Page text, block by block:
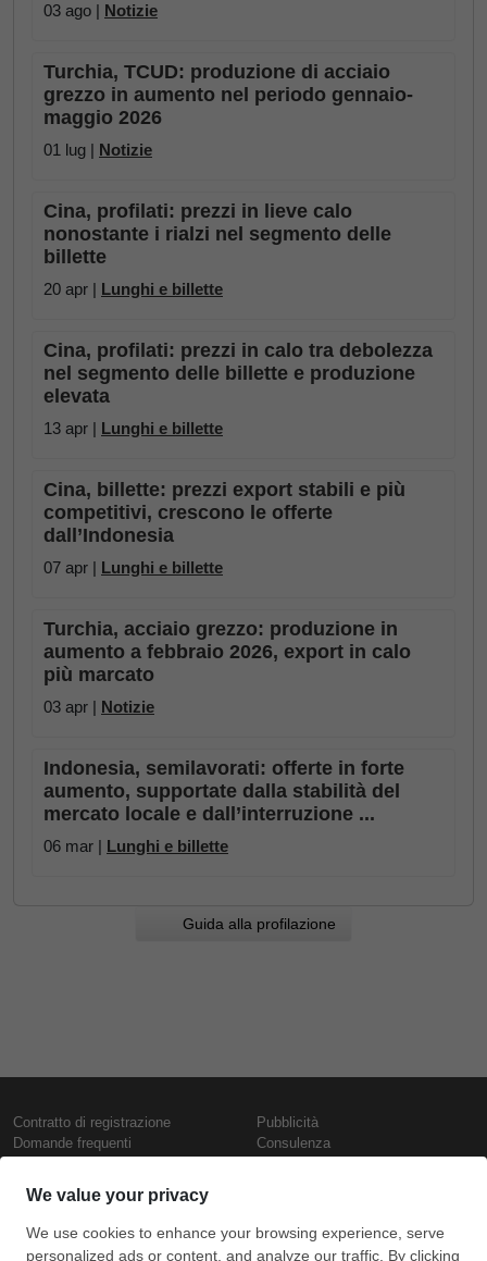
03 ago | Notizie
Turchia, TCUD: produzione di acciaio
grezzo in aumento nel periodo gennaio-
maggio 2026
01 lug | Notizie
Cina, profilati: prezzi in lieve calo
nonostante i rialzi nel segmento delle
billette
20 apr | Lunghi e billette
Cina, profilati: prezzi in calo tra debolezza
nel segmento delle billette e produzione
elevata
13 apr | Lunghi e billette
Cina, billette: prezzi export stabili e più
competitivi, crescono le offerte
dall’Indonesia
07 apr | Lunghi e billette
Turchia, acciaio grezzo: produzione in
aumento a febbraio 2026, export in calo
più marcato
03 apr | Notizie
Indonesia, semilavorati: offerte in forte
aumento, supportate dalla stabilità del
mercato locale e dall’interruzione ...
06 mar | Lunghi e billette
Guida alla profilazione
Contratto di registrazione
Domande frequenti
Presentazione
Contattaci
Termini di utilizzo
Politica di riservatezza
Pubblicità
Consulenza